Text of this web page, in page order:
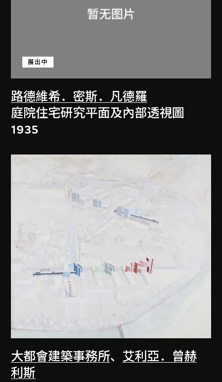
路德維希．密斯．凡德羅
展出中
庭院住宅研究平面及內部透視圖
1935
大都會建築事務所、 艾利亞．曾赫
利斯